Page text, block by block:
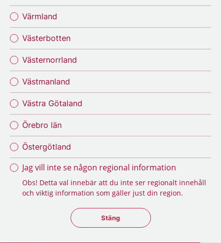
Värmland
Västerbotten
Västernorrland
Västmanland
Västra Götaland
Örebro län
Östergötland
Jag vill inte se någon regional information
Obs! Detta val innebär att du inte ser regionalt innehåll
och viktig information som gäller just din region.
Stäng regionsväljaren
Stäng